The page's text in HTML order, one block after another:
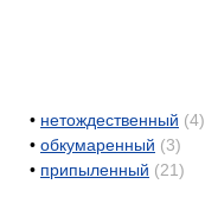
• нетождественный (4)
• обкумаренный (3)
• припыленный (21)